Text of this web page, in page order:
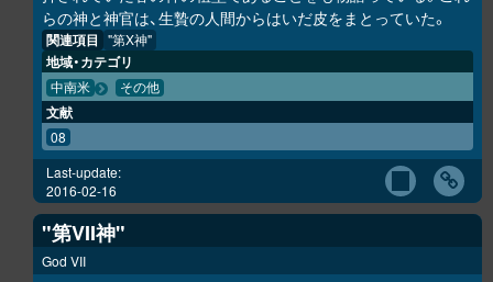
らの神と神官は、生贄の人間からはいだ皮をまとっていた。
関連項目 "第X神"
地域・カテゴリ
中南米 その他
文献
08
Last-update:
2016-02-16
"第VII神"
God VII